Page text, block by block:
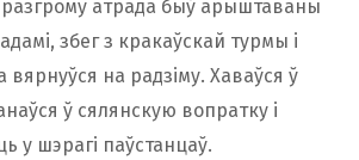
разгрому атрада быў арыштаваны
збег з кракаўскай турмы і
вярнуўся на радзіму. Хаваўся ў
ў сялянскую вопратку і
у шэрагі паўстанцаў.